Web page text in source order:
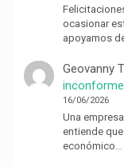
ocasionar
apoyamos
Geovanny
16/06/2026
Una
entiende
económico…